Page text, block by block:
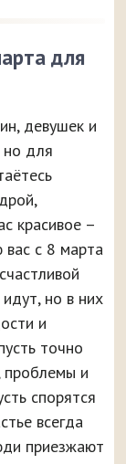
для
девушек и
но для
красивое –
с 8 марта
но в них
и
точно
проблемы и
спорятся
всегда
приезжают